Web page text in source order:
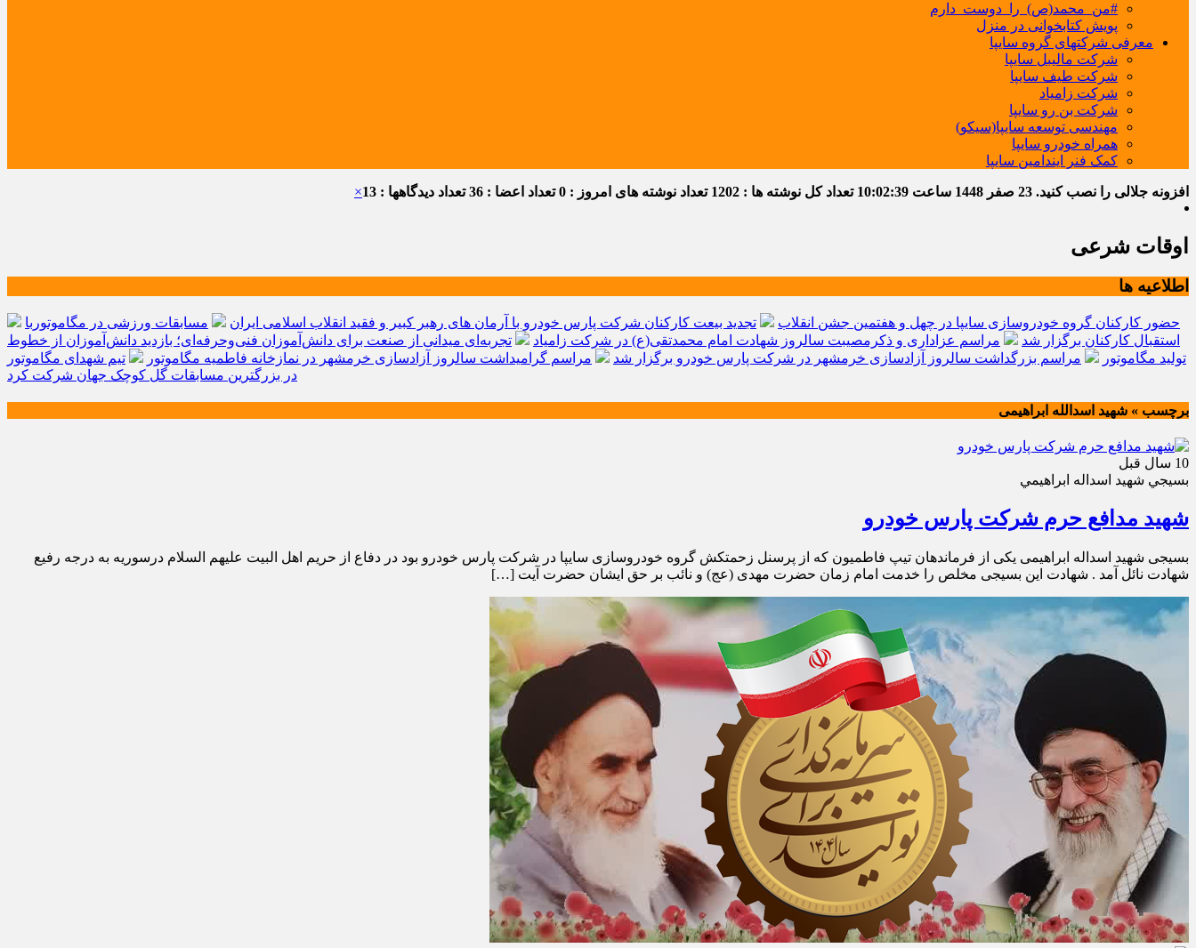
#من_محمد(ص)_را_دوست_دارم
پویش کتابخوانی در منزل
معرفی شرکتهای گروه سایپا
شرکت مالیبل سایپا
شرکت طیف سایپا
شرکت زامیاد
شرکت بن رو سایپا
مهندسی توسعه سایپا(سیکو)
همراه خودرو سایپا
کمک فنر ایندامین سایپا
افزونه جلالی را نصب کنید. 23 صفر 1448 ساعت 10:02:40 تعداد کل نوشته ها : 1202 تعداد نوشته های امروز : 0 تعداد اعضا : 36 تعداد دیدگاهها : 13 ×
اوقات شرعی
اطلاعیه ها
حضور کارکنان گروه خودروسازی سایپا در چهل و هفتمین جشن انقلاب تجدید بیعت کارکنان شرکت پارس خودرو با آرمان های رهبر کبیر و فقید انقلاب اسلامی ایران
مسابقات ورزشی در مگاموتوربا
استقبال کارکنان برگزار شد
مراسم عزاداری و ذکرمصیبت سالروز شهادت امام محمدتقی(ع) در شرکت زامیاد
تجربه‌ای میدانی از صنعت برای دانش‌آموزان فنی‌وحرفه‌ای؛ بازدید دانش‌آموزان از خطوط
تولید مگاموتور
مراسم بزرگداشت سالروز آزادسازی خرمشهر در شرکت پارس خودرو برگزار شد مراسم گرامیداشت سالروز آزادسازی خرمشهر در نمازخانه فاطمیه مگاموتور
تیم شهدای مگاموتور
در بزرگترین مسابقات گل کوچک جهان شرکت کرد
برچسب » شهید اسدالله ابراهیمی
10 سال قبل
بسيجي شهيد اسداله ابراهيمي
شهید مدافع حرم شرکت پارس خودرو
بسیجی شهید اسداله ابراهیمی یکی از فرماندهان تیپ فاطمیون که از پرسنل زحمتکش گروه خودروسازی سایپا در شرکت پارس خودرو بود در دفاع از حریم اهل البیت علیهم السلام درسوریه به درجه رفیع
شهادت نائل آمد . شهادت این بسیجی مخلص را خدمت امام زمان حضرت مهدی (عج) و نائب بر حق ایشان حضرت آیت […]